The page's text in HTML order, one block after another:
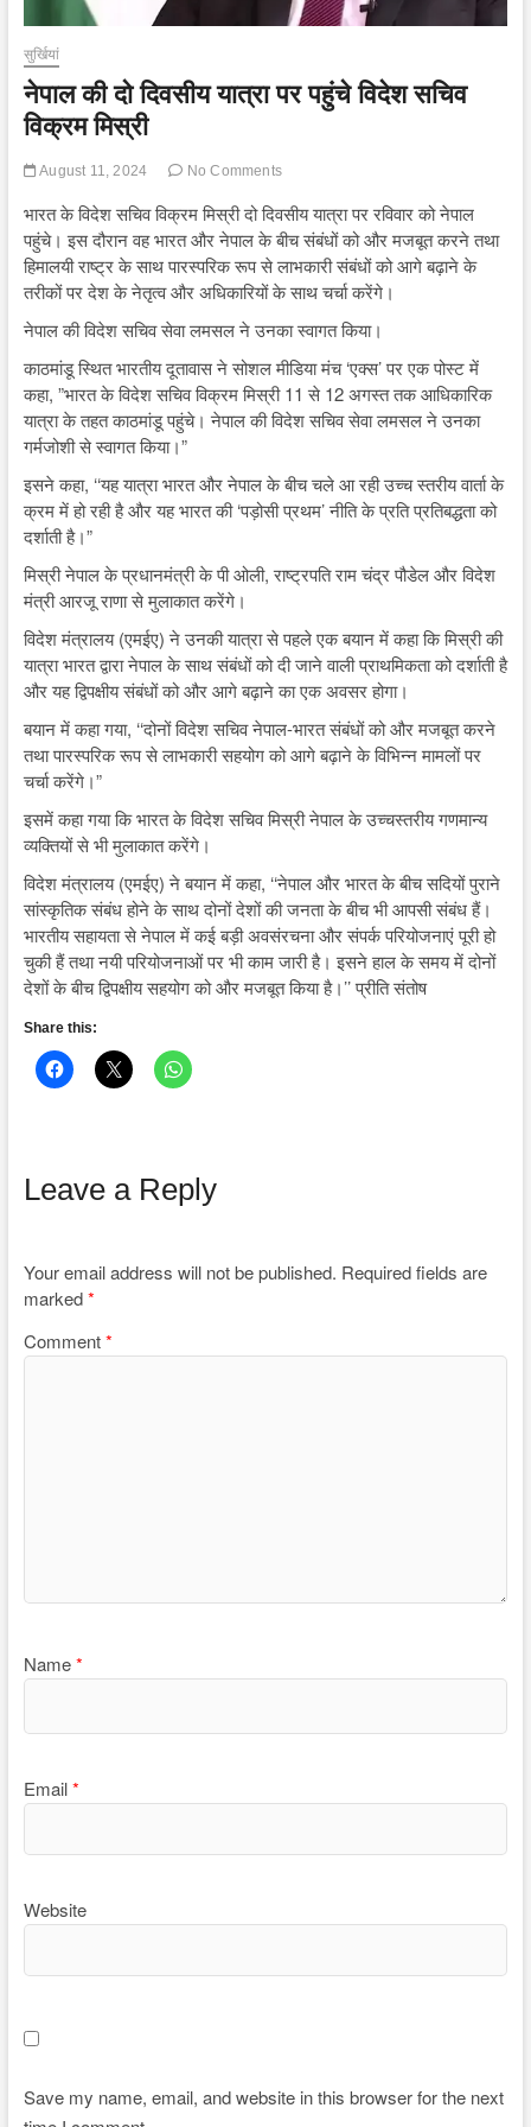
सुर्खियां
नेपाल की दो दिवसीय यात्रा पर पहुंचे विदेश सचिव
विक्रम मिस्री
August 11, 2024 No Comments
भारत के विदेश सचिव विक्रम मिस्री दो दिवसीय यात्रा पर रविवार को नेपाल
पहुंचे। इस दौरान वह भारत और नेपाल के बीच संबंधों को और मजबूत करने तथा
हिमालयी राष्ट्र के साथ पारस्परिक रूप से लाभकारी संबंधों को आगे बढ़ाने के
तरीकों पर देश के नेतृत्व और अधिकारियों के साथ चर्चा करेंगे।
नेपाल की विदेश सचिव सेवा लमसल ने उनका स्वागत किया।
काठमांडू स्थित भारतीय दूतावास ने सोशल मीडिया मंच ‘एक्स’ पर एक पोस्ट में
कहा, ”भारत के विदेश सचिव विक्रम मिस्री 11 से 12 अगस्त तक आधिकारिक
यात्रा के तहत काठमांडू पहुंचे। नेपाल की विदेश सचिव सेवा लमसल ने उनका
गर्मजोशी से स्वागत किया।”
इसने कहा, ‘‘यह यात्रा भारत और नेपाल के बीच चले आ रही उच्च स्तरीय वार्ता के
क्रम में हो रही है और यह भारत की ‘पड़ोसी प्रथम’ नीति के प्रति प्रतिबद्धता को
दर्शाती है।”
मिस्री नेपाल के प्रधानमंत्री के पी ओली, राष्ट्रपति राम चंद्र पौडेल और विदेश
मंत्री आरजू राणा से मुलाकात करेंगे।
विदेश मंत्रालय (एमईए) ने उनकी यात्रा से पहले एक बयान में कहा कि मिस्री की
यात्रा भारत द्वारा नेपाल के साथ संबंधों को दी जाने वाली प्राथमिकता को दर्शाती है
और यह द्विपक्षीय संबंधों को और आगे बढ़ाने का एक अवसर होगा।
बयान में कहा गया, ‘‘दोनों विदेश सचिव नेपाल-भारत संबंधों को और मजबूत करने
तथा पारस्परिक रूप से लाभकारी सहयोग को आगे बढ़ाने के विभिन्न मामलों पर
चर्चा करेंगे।”
इसमें कहा गया कि भारत के विदेश सचिव मिस्री नेपाल के उच्चस्तरीय गणमान्य
व्यक्तियों से भी मुलाकात करेंगे।
विदेश मंत्रालय (एमईए) ने बयान में कहा, ‘‘नेपाल और भारत के बीच सदियों पुराने
सांस्कृतिक संबंध होने के साथ दोनों देशों की जनता के बीच भी आपसी संबंध हैं।
भारतीय सहायता से नेपाल में कई बड़ी अवसंरचना और संपर्क परियोजनाएं पूरी हो
चुकी हैं तथा नयी परियोजनाओं पर भी काम जारी है। इसने हाल के समय में दोनों
देशों के बीच द्विपक्षीय सहयोग को और मजबूत किया है।’’ प्रीति संतोष
Share this:
Leave a Reply
Your email address will not be published. Required fields are
marked*
Comment*
Name*
Email*
Website
Save my name, email, and website in this browser for the next